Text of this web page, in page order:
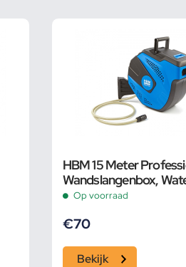
HBM 15 Meter
Wandslangenbox,
Op voorraad
€70
Bekijk